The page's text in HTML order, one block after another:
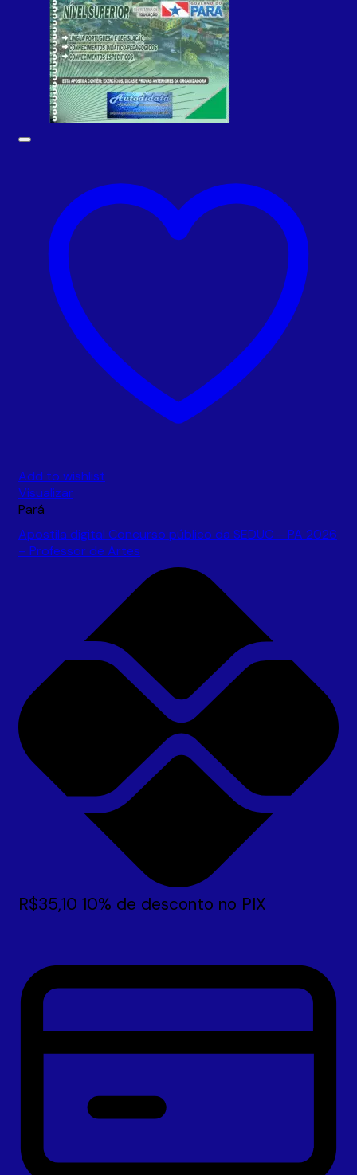
Add to wishlist
Visualizar
Pará
Apostila digital Concurso público da SEDUC – PA 2026
– Professor de Artes
R$35,10 10% de desconto no PIX